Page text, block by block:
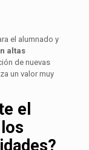
el alumnado y
altas
de nuevas
un valor muy
el